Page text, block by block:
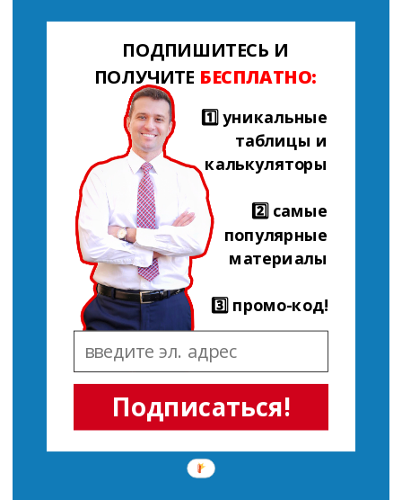
Подписаться!
ПОДПИШИТЕСЬ И
ПОЛУЧИТЕ БЕСПЛАТНО:
1️⃣ уникальные
таблицы и
калькуляторы
2️⃣ самые
популярные
материалы
3️⃣ промо-код!